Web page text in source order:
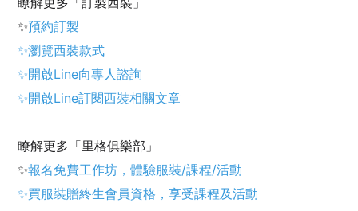
✨預約訂製
✨瀏覽西裝款式
✨開啟Line向專人諮詢
✨開啟Line訂閱西裝相關文章
瞭解更多「里格俱樂部」
✨報名免費工作坊，體驗服裝/課程/活動
✨買服裝贈終生會員資格，享受課程及活動